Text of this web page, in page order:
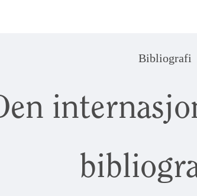
Bibliografi